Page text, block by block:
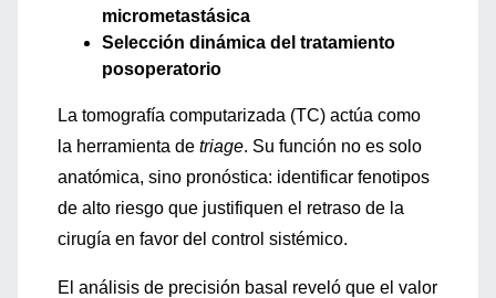
micrometastásica
Selección dinámica del tratamiento
posoperatorio
La tomografía computarizada (TC) actúa como
la herramienta de triage. Su función no es solo
anatómica, sino pronóstica: identificar fenotipos
de alto riesgo que justifiquen el retraso de la
cirugía en favor del control sistémico.
El análisis de precisión basal reveló que el valor